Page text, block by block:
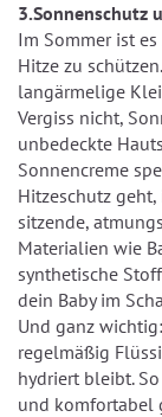
3.Sonnenschutz
Im Sommer ist
Hitze zu
langärmelige
Vergiss nicht,
unbedeckte
Sonnencreme
Hitzeschutz
sitzende,
Materialien wie
synthetische
dein Baby im
Und ganz
regelmäßig
hydriert bleibt.
und komfortabel